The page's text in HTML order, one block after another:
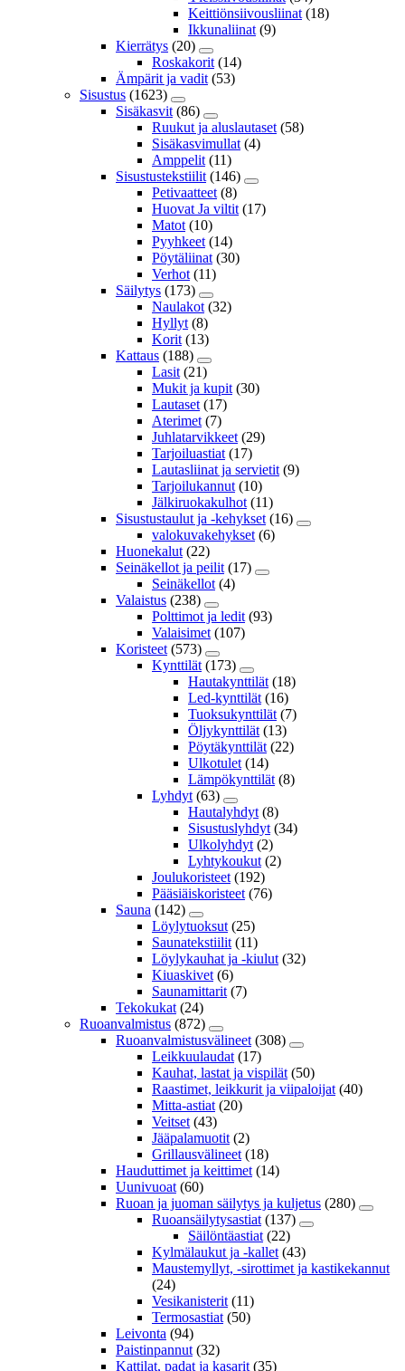
Keittiönsiivousliinat (18)
Ikkunaliinat (9)
Kierrätys (20)
Roskakorit (14)
Ämpärit ja vadit (53)
Sisustus (1623)
Sisäkasvit (86)
Ruukut ja aluslautaset (58)
Sisäkasvimullat (4)
Amppelit (11)
Sisustustekstiilit (146)
Petivaatteet (8)
Huovat Ja viltit (17)
Matot (10)
Pyyhkeet (14)
Pöytäliinat (30)
Verhot (11)
Säilytys (173)
Naulakot (32)
Hyllyt (8)
Korit (13)
Kattaus (188)
Lasit (21)
Mukit ja kupit (30)
Lautaset (17)
Aterimet (7)
Juhlatarvikkeet (29)
Tarjoiluastiat (17)
Lautasliinat ja servietit (9)
Tarjoilukannut (10)
Jälkiruokakulhot (11)
Sisustustaulut ja -kehykset (16)
valokuvakehykset (6)
Huonekalut (22)
Seinäkellot ja peilit (17)
Seinäkellot (4)
Valaistus (238)
Polttimot ja ledit (93)
Valaisimet (107)
Koristeet (573)
Kynttilät (173)
Hautakynttilät (18)
Led-kynttilät (16)
Tuoksukynttilät (7)
Öljykynttilät (13)
Pöytäkynttilät (22)
Ulkotulet (14)
Lämpökynttilät (8)
Lyhdyt (63)
Hautalyhdyt (8)
Sisustuslyhdyt (34)
Ulkolyhdyt (2)
Lyhtykoukut (2)
Joulukoristeet (192)
Pääsiäiskoristeet (76)
Sauna (142)
Löylytuoksut (25)
Saunatekstiilit (11)
Löylykauhat ja -kiulut (32)
Kiuaskivet (6)
Saunamittarit (7)
Tekokukat (24)
Ruoanvalmistus (872)
Ruoanvalmistusvälineet (308)
Leikkuulaudat (17)
Kauhat, lastat ja vispilät (50)
Raastimet, leikkurit ja viipaloijat (40)
Mitta-astiat (20)
Veitset (43)
Jääpalamuotit (2)
Grillausvälineet (18)
Hauduttimet ja keittimet (14)
Uunivuoat (60)
Ruoan ja juoman säilytys ja kuljetus (280)
Ruoansäilytysastiat (137)
Säilöntäastiat (22)
Kylmälaukut ja -kallet (43)
Maustemyllyt, -sirottimet ja kastikekannut
(24)
Vesikanisterit (11)
Termosastiat (50)
Leivonta (94)
Paistinpannut (32)
Kattilat, padat ja kasarit (35)